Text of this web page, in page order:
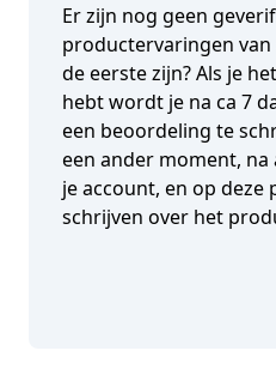
Er zijn nog geen
productervaringen van
de eerste zijn? Als je
hebt wordt je na ca 7
een beoordeling te
een ander moment,
je account, en op deze
schrijven over het